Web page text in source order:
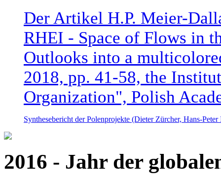
Der Artikel H.P. Meier-
RHEI - Space of Flows in
Outlooks into a
2018, pp. 41-58, the
Organization", Polish
Synthesebericht der Polenprojekte (Dieter Zürcher, Hans-
2016 - Jahr der